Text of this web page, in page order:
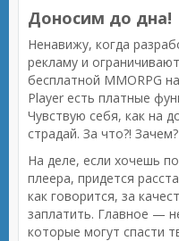
Доносим до дна!
Ненавижу, когда
рекламу и
бесплатной MMORPG
Player есть платные
Чувствую себя, как на
страдай. За что?!
На деле, если хочешь
плеера, придется
как говорится, за
заплатить. Главное —
которые могут спасти